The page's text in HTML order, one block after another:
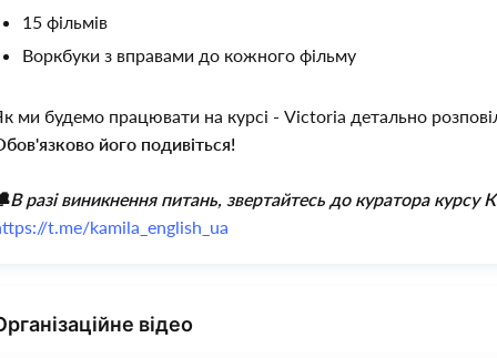
15 фільмів
Воркбуки з вправами до кожного фільму
ми будемо працювати на курсі - Victoria детально
його подивіться!
разі виникнення питань, звертайтесь до куратора курсу
t.me/kamila_english_ua
відео